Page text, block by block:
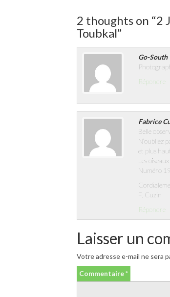
2 thoughts on “2
Toubkal”
Go-South
Répondre
Fabrice
Belle
N’oubliez
et plus
Les
Numéro
F. Cuzin
Répondre
Laisser un
Votre adresse e-mail ne sera
Commentaire*